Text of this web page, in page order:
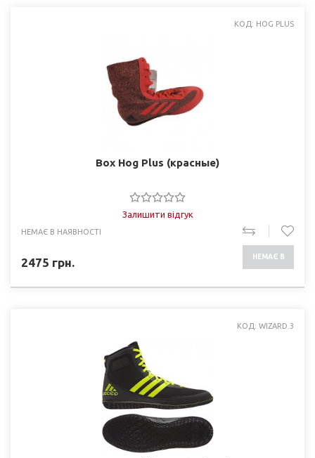
КОД: HOG PLUS
Box Hog Plus (красные)
Залишити відгук
НЕМАЄ В НАЯВНОСТІ
2475 грн. НЕМАЄ В
КОД: WIZARD.3